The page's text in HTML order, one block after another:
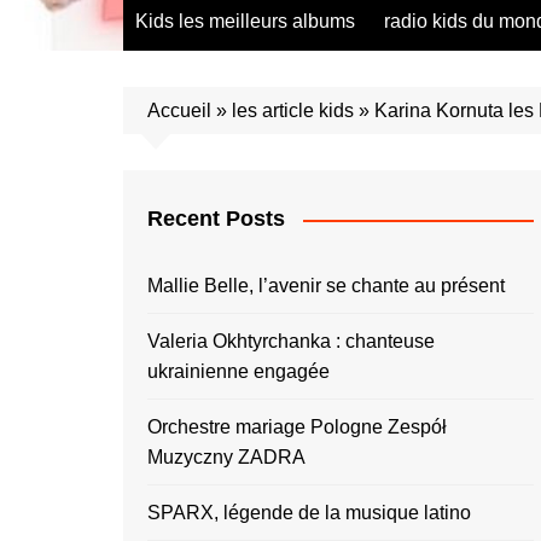
radio saumur Maine et Loire
présentation de
talents – English
présentation de
présentation de
talents –
présentation de
talents –
présentation de
présentation de
présentation de
talents – Español
Kids les meilleurs albums radio kids du
Accueil » les article kids » Karina Kornuta les
Recent Posts
Mallie Belle, l’avenir se chante au présent
Valeria Okhtyrchanka : chanteuse
ukrainienne engagée
Orchestre mariage Pologne Zespół
Muzyczny ZADRA
SPARX, légende de la musique latino